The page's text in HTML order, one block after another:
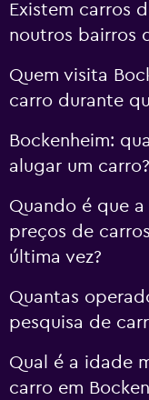
Existem carros
noutros bairros
Quem visita
carro durante
Bockenheim:
alugar um carro?
Quando é que
preços de
última vez?
Quantas
pesquisa de
Qual é a idade
carro em